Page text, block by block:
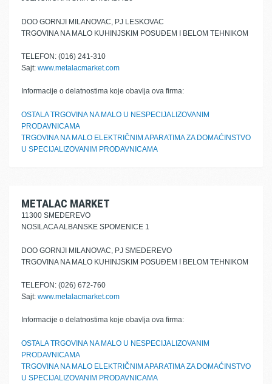
DOO GORNJI MILANOVAC, PJ LESKOVAC
TRGOVINA NA MALO KUHINJSKIM POSUĐEM I BELOM TEHNIKOM
TELEFON: (016) 241-310
Sajt: www.metalacmarket.com
Informacije o delatnostima koje obavlja ova firma:
OSTALA TRGOVINA NA MALO U NESPECIJALIZOVANIM
PRODAVNICAMA
TRGOVINA NA MALO ELEKTRIČNIM APARATIMA ZA DOMAĆINSTVO
U SPECIJALIZOVANIM PRODAVNICAMA
METALAC MARKET
11300 SMEDEREVO
NOSILACA ALBANSKE SPOMENICE 1
DOO GORNJI MILANOVAC, PJ SMEDEREVO
TRGOVINA NA MALO KUHINJSKIM POSUĐEM I BELOM TEHNIKOM
TELEFON: (026) 672-760
Sajt: www.metalacmarket.com
Informacije o delatnostima koje obavlja ova firma:
OSTALA TRGOVINA NA MALO U NESPECIJALIZOVANIM
PRODAVNICAMA
TRGOVINA NA MALO ELEKTRIČNIM APARATIMA ZA DOMAĆINSTVO
U SPECIJALIZOVANIM PRODAVNICAMA